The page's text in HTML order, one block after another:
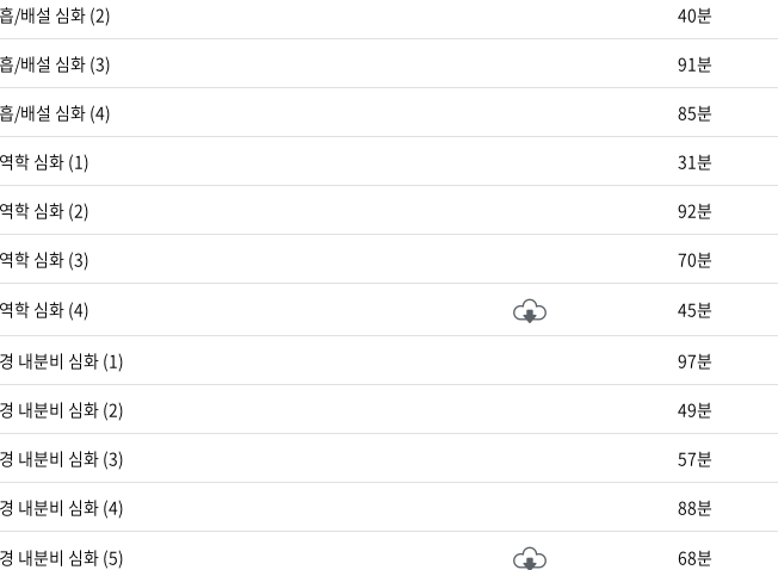
/배설 심화 (2) 40분
/배설 심화 (3) 91분
/배설 심화 (4) 85분
학 심화 (1) 31분
학 심화 (2) 92분
학 심화 (3) 70분
학 심화 (4) 45분
내분비 심화 (1) 97분
내분비 심화 (2) 49분
내분비 심화 (3) 57분
내분비 심화 (4) 88분
내분비 심화 (5) 68분